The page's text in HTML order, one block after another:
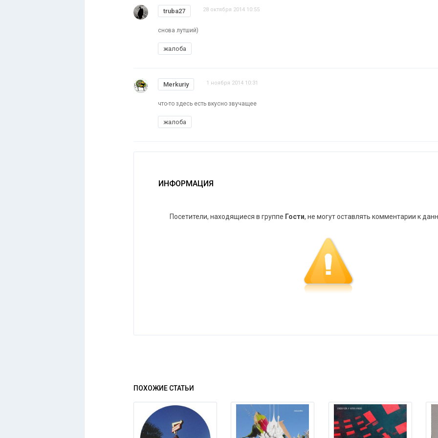
truba27 28 октября 2014 10:55
снова лутший)
жалоба
Merkuriy 1 ноября 2014 10:31
что-то здесь есть вкусно звучащее
жалоба
ИНФОРМАЦИЯ
Посетители, находящиеся в группе Гости, не могут оставлять комментарии к
ПОХОЖИЕ СТАТЬИ